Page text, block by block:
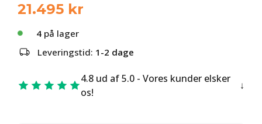
21.495 kr
4 på lager
Leveringstid: 1-2 dage
4.8 ud af 5.0 - Vores kunder elsker
os!